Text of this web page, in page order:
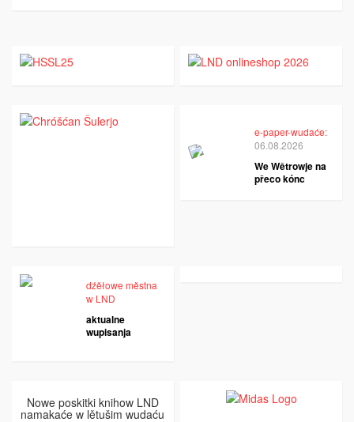
e-paper-wudaće:
06.08.2026
We Wětrowje na
přeco kónc
dźěłowe městna
w LND
aktualne
wupisanja
Nowe poskitki knihow LND
namakaće w lětušim wudaću